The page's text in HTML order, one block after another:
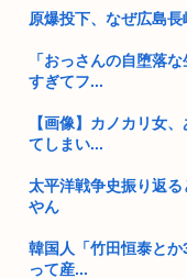
原爆投下、なぜ広島
「おっさんの自堕落
すぎてフ...
【画像】カノカリ女
てしまい...
太平洋戦争史振り返
やん
韓国人「竹田恒泰と
って産...